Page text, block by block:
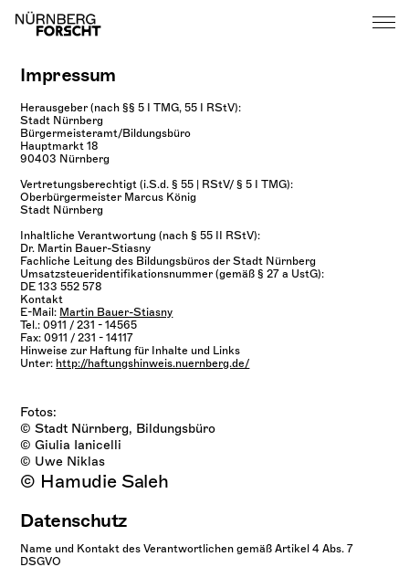
Impressum
Herausgeber (nach §§ 5 I TMG, 55 I RStV):
Stadt Nürnberg
Bürgermeisteramt/Bildungsbüro
Hauptmarkt 18
90403 Nürnberg
Vertretungsberechtigt (i.S.d. § 55 | RStV/ § 5 I TMG):
Oberbürgermeister Marcus König
Stadt Nürnberg
Inhaltliche Verantwortung (nach § 55 II RStV):
Dr. Martin Bauer-Stiasny
Fachliche Leitung des Bildungsbüros der Stadt Nürnberg
Umsatzsteueridentifikationsnummer (gemäß § 27 a UstG):
DE 133 552 578
Kontakt
E-Mail: Martin Bauer-Stiasny
Tel.: 0911 / 231 - 14565
Fax: 0911 / 231 - 14117
Hinweise zur Haftung für Inhalte und Links
Unter: http://haftungshinweis.nuernberg.de/
Fotos:
© Stadt Nürnberg, Bildungsbüro
© Giulia Ianicelli
© Uwe Niklas
© Hamudie Saleh
Datenschutz
Name und Kontakt des Verantwortlichen gemäß Artikel 4 Abs. 7
DSGVO